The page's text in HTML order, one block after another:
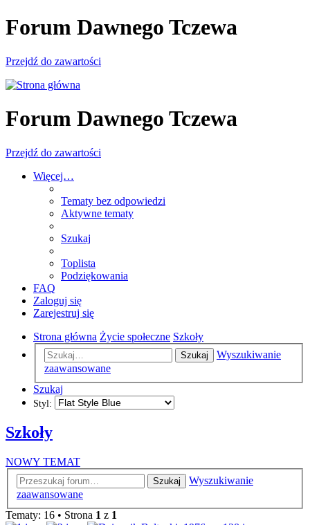
Forum Dawnego Tczewa
Przejdź do zawartości
Forum Dawnego Tczewa
Przejdź do zawartości
Więcej…
Tematy bez odpowiedzi
Aktywne tematy
Szukaj
Toplista
Podziękowania
FAQ
Zaloguj się
Zarejestruj się
Strona główna Życie społeczne Szkoły
Szukaj
Wyszukiwanie
zaawansowane
Szukaj
Styl:
Szkoły
NOWY TEMAT
Szukaj
Wyszukiwanie
zaawansowane
Tematy: 16 • Strona 1 z 1